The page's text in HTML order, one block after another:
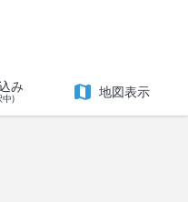
み
中) 地図表示